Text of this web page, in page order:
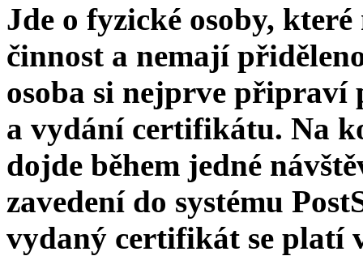
Jde o fyzické osoby,
činnost a nemají
osoba si nejprve připraví
a vydání certifikátu. Na
dojde během jedné
zavedení do systému
vydaný certifikát se platí